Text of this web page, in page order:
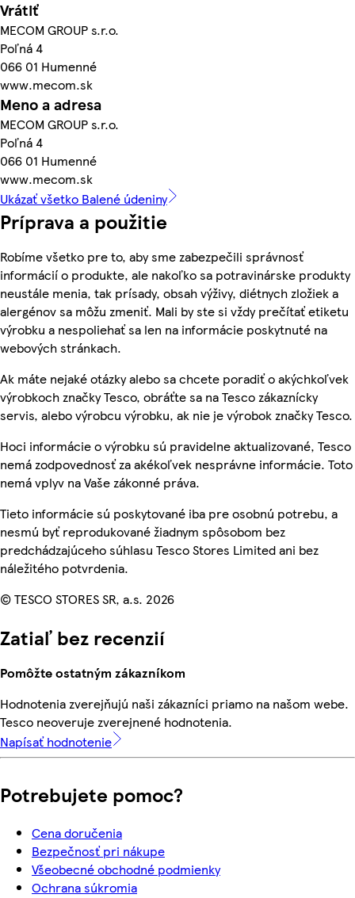
Vrátiť
MECOM GROUP s.r.o.
Poľná 4
066 01 Humenné
www.mecom.sk
Meno a adresa
MECOM GROUP s.r.o.
Poľná 4
066 01 Humenné
www.mecom.sk
Ukázať všetko Balené údeniny
Príprava a použitie
Robíme všetko pre to, aby sme zabezpečili správnosť
informácií o produkte, ale nakoľko sa potravinárske produkty
neustále menia, tak prísady, obsah výživy, diétnych zložiek a
alergénov sa môžu zmeniť. Mali by ste si vždy prečítať etiketu
výrobku a nespoliehať sa len na informácie poskytnuté na
webových stránkach.
Ak máte nejaké otázky alebo sa chcete poradiť o akýchkoľvek
výrobkoch značky Tesco, obráťte sa na Tesco zákaznícky
servis, alebo výrobcu výrobku, ak nie je výrobok značky Tesco.
Hoci informácie o výrobku sú pravidelne aktualizované, Tesco
nemá zodpovednosť za akékoľvek nesprávne informácie. Toto
nemá vplyv na Vaše zákonné práva.
Tieto informácie sú poskytované iba pre osobnú potrebu, a
nesmú byť reprodukované žiadnym spôsobom bez
predchádzajúceho súhlasu Tesco Stores Limited ani bez
náležitého potvrdenia.
© TESCO STORES SR, a.s. 2026
Zatiaľ bez recenzií
Pomôžte ostatným zákazníkom
Hodnotenia zverejňujú naši zákazníci priamo na našom webe.
Tesco neoveruje zverejnené hodnotenia.
Napísať hodnotenie
Potrebujete pomoc?
Cena doručenia
Bezpečnosť pri nákupe
Všeobecné obchodné podmienky
Ochrana súkromia